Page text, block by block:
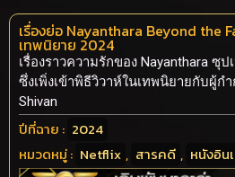
เรื่องย่อ Nayanthara Beyond the
เทพนิยาย 2024
เรื่องราวความรักของ Nayanthara ซุ
ซึ่งเพิ่งเข้าพิธีวิวาห์ในเทพนิยายกับผู้ก
Shivan
ปีที่ฉาย : 2024
หมวดหมู่ : Netflix , สารคดี , หนังอิน